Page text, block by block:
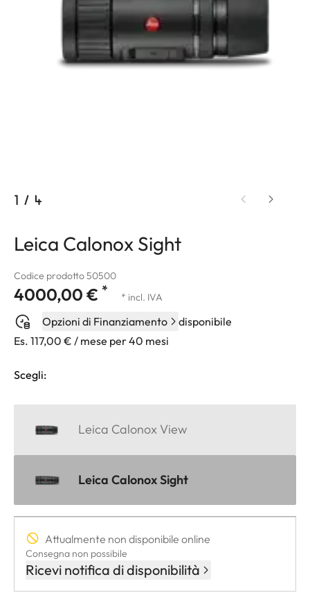
1 / 4
Leica Calonox Sight
Codice prodotto 50500
4000,00 € * * incl. IVA
Opzioni di Finanziamento
disponibile
Es. 117,00 € / mese per 40 mesi
Scegli:
Leica Calonox View
Leica Calonox Sight
Attualmente non disponibile online
Consegna non possibile
Ricevi notifica di disponibilità